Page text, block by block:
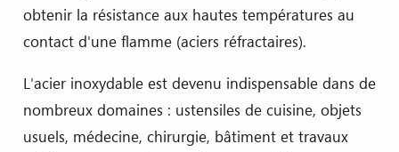
obtenir la résistance aux hautes températures au
contact d'une flamme (aciers réfractaires).
L'acier inoxydable est devenu indispensable dans de
nombreux domaines : ustensiles de cuisine, objets
usuels, médecine, chirurgie, bâtiment et travaux